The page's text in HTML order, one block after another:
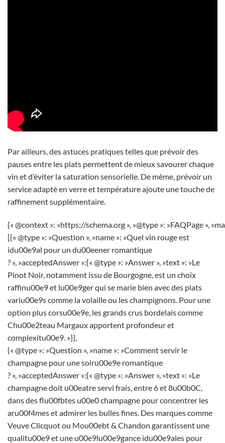
Par ailleurs, des astuces pratiques telles que prévoir des
pauses entre les plats permettent de mieux savourer chaque
vin et d’éviter la saturation sensorielle. De même, prévoir un
service adapté en verre et température ajoute une touche de
raffinement supplémentaire.
{« @context »: »https://schema.org », »@type »: »FAQPage »,
[{« @type »: »Question », »name »: »Quel vin rouge est
idu00e9al pour un du00eener romantique
? », »acceptedAnswer »:{« @type »: »Answer », »text »: »Le
Pinot Noir, notamment issu de Bourgogne, est un choix
raffinu00e9 et lu00e9ger qui se marie bien avec des plats
variu00e9s comme la volaille ou les champignons. Pour une
option plus corsu00e9e, les grands crus bordelais comme
Chu00e2teau Margaux apportent profondeur et
complexitu00e9. »}},
{« @type »: »Question », »name »: »Comment servir le
champagne pour une soiru00e9e romantique
? », »acceptedAnswer »:{« @type »: »Answer », »text »: »Le
champagne doit u00eatre servi frais, entre 6 et 8u00b0C,
dans des flu00fbtes u00e0 champagne pour concentrer les
aru00f4mes et admirer les bulles fines. Des marques comme
Veuve Clicquot ou Mou00ebt & Chandon garantissent une
qualitu00e9 et une u00e9lu00e9gance idu00e9ales pour